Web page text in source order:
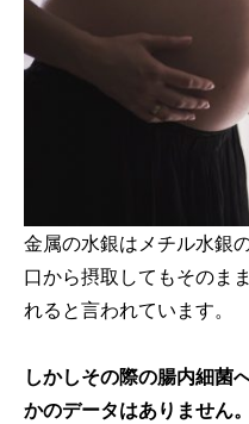
金属の水銀はメチル水銀
口から摂取してもそのま
れると言われています。
しかしその際の腸内細菌
かのデータはありません。